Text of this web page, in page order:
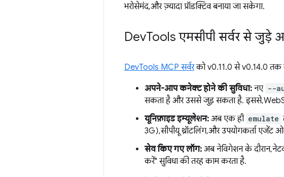
भरोसेमंद, और ज़्यादा प्रॉडक्टिव बनाया जा सकेगा.
DevTools एमसीपी सर्वर से जुड़े
DevTools MCP सर्वरको v0.11.0 से v0.14.0 तक
अपने-आप कनेक्ट होने की सुविधा: नए --
सकता है और उससे जुड़ सकता है. इससे,
यूनिफ़ाइड इम्यूलेशन: अब एक ही emulate
3G), सीपीयू थ्रॉटलिंग, और उपयोगकर्ता एजेंट
सेव किए गए लॉग: अब नेविगेशन के दौरान,
करें" सुविधा की तरह काम करता है.